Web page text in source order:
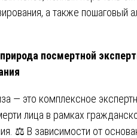
а также пошаговый
посмертной
— это комплексное
лица в рамках
⚖️ В зависимости от